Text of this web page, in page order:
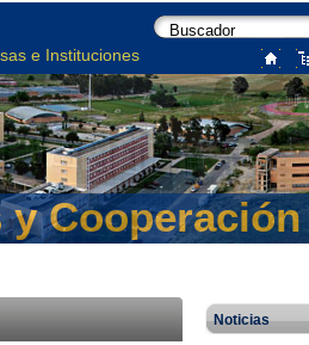
e Instituciones
Cooperación
Noticias